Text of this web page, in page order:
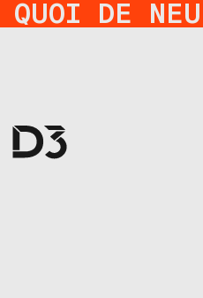
QUOI DE